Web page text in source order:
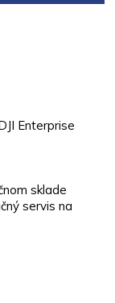
Enterprise
sklade
servis na